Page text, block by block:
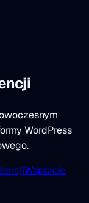
WordPress
Wsparcie